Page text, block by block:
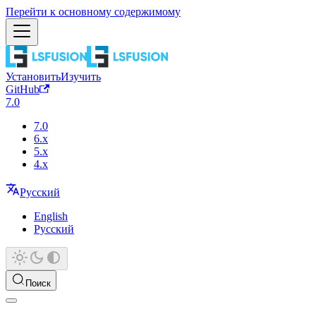
Перейти к основному содержимому
УстановитьИзучить
GitHub
7.0
7.0
6.x
5.x
4.x
Русский
English
Русский
Поиск